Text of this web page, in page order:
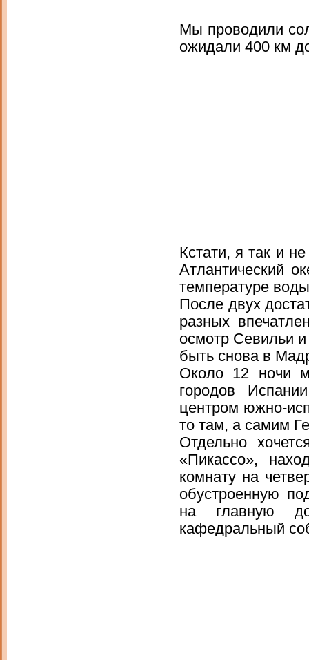
Мы проводили
ожидали 400 км
Кстати, я так и
Атлантический
температуре
После двух
разных
осмотр Севильи
быть снова в
Около 12 ночи
городов
центром южно-
то там, а самим
Отдельно
«Пикассо»,
комнату на
обустроенную
на главную
кафедральный